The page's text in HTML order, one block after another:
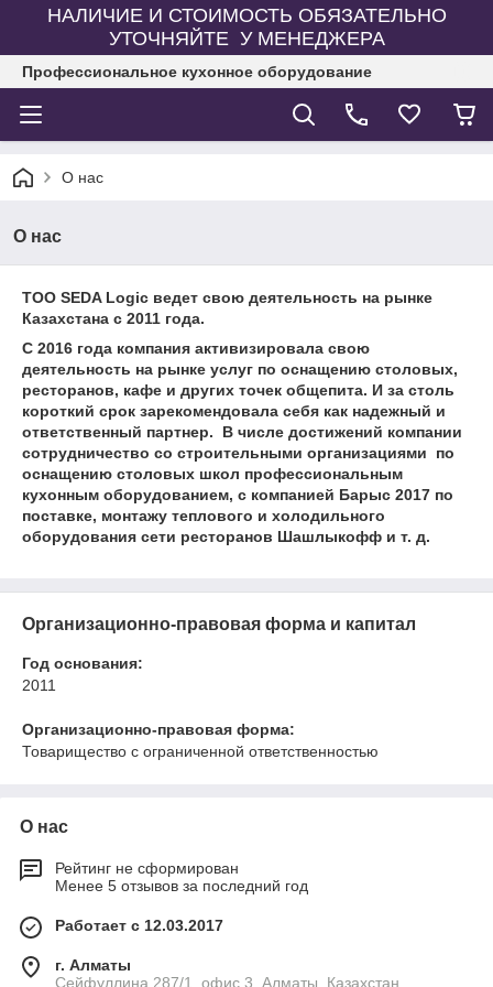
НАЛИЧИЕ И СТОИМОСТЬ ОБЯЗАТЕЛЬНО
УТОЧНЯЙТЕ У МЕНЕДЖЕРА
Профессиональное кухонное оборудование
О нас
О нас
ТОО SEDA Logic ведет свою деятельность на рынке
Казахстана с 2011 года.
С 2016 года компания активизировала свою
деятельность на рынке услуг по оснащению столовых,
ресторанов, кафе и других точек общепита. И за столь
короткий срок зарекомендовала себя как надежный и
ответственный партнер. В числе достижений компании
сотрудничество со строительными организациями по
оснащению столовых школ профессиональным
кухонным оборудованием, с компанией Барыс 2017 по
поставке, монтажу теплового и холодильного
оборудования сети ресторанов Шашлыкофф и т. д.
Организационно-правовая форма и капитал
Год основания:
2011
Организационно-правовая форма:
Товарищество с ограниченной ответственностью
О нас
Рейтинг не сформирован
Менее 5 отзывов за последний год
Работает с 12.03.2017
г. Алматы
Сейфуллина 287/1, офис 3, Алматы, Казахстан